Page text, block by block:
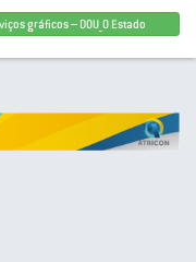
gráficos – DOU_O Estado